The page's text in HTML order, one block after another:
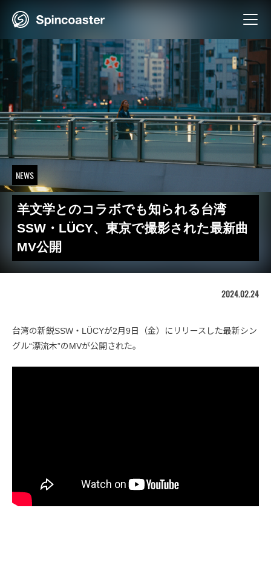
NEWS
羊文学とのコラボでも知られる台湾
SSW・LÜCY、東京で撮影された最新曲
MV公開
2024.02.24
台湾の新鋭SSW・LÜCYが2月9日（金）にリリースした最新シン
グル“漂流木”のMVが公開された。